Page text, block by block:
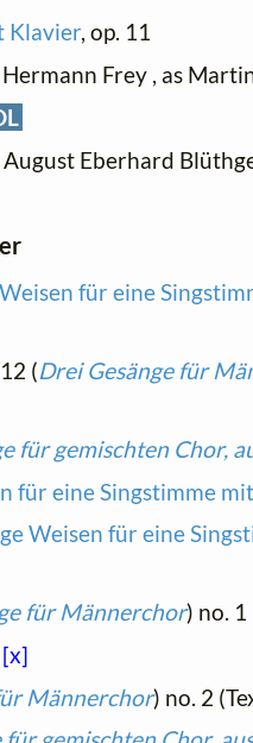
Klavier, op. 11
Frey , as
Eberhard
für eine
(Drei Gesänge für
für gemischten Chor,
für eine Singstimme
Weisen für eine
für Männerchor) no. 1
[x]
Männerchor) no. 2